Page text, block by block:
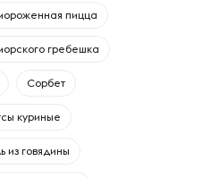
пицца
гребешка
Сорбет
куриные
из говядины